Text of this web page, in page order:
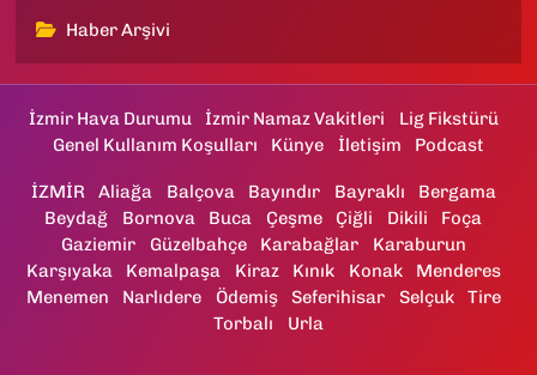
Haber Arşivi
İzmir Hava Durumu İzmir Namaz Vakitleri
Lig Fikstürü
Genel Kullanım Koşulları
Künye İletişim Podcast
İZMİR Aliağa Balçova Bayındır Bayraklı
Bergama
Beydağ
Bornova Buca Çeşme Çiğli Dikili
Foça
Gaziemir
Güzelbahçe Karabağlar
Karaburun
Karşıyaka
Kemalpaşa Kiraz Kınık Konak
Menderes
Menemen
Narlıdere Ödemiş Seferihisar Selçuk
Tire
Torbalı
Urla